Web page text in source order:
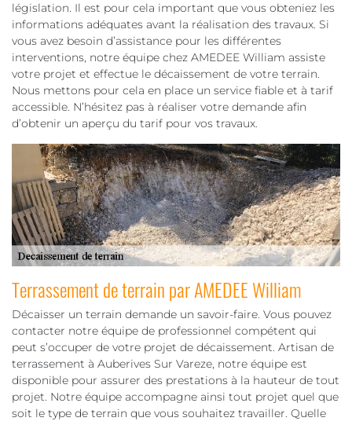
législation. Il est pour cela important que vous obteniez les
informations adéquates avant la réalisation des travaux. Si
vous avez besoin d’assistance pour les différentes
interventions, notre équipe chez AMEDEE William assiste
votre projet et effectue le décaissement de votre terrain.
Nous mettons pour cela en place un service fiable et à tarif
accessible. N’hésitez pas à réaliser votre demande afin
d’obtenir un aperçu du tarif pour vos travaux.
Terrassement de terrain par AMEDEE William
Décaisser un terrain demande un savoir-faire. Vous pouvez
contacter notre équipe de professionnel compétent qui
peut s’occuper de votre projet de décaissement. Artisan de
terrassement à Auberives Sur Vareze, notre équipe est
disponible pour assurer des prestations à la hauteur de tout
projet. Notre équipe accompagne ainsi tout projet quel que
soit le type de terrain que vous souhaitez travailler. Quelle